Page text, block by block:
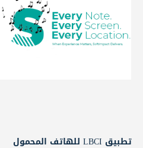
تطبيق LBCI للهاتف المحمول